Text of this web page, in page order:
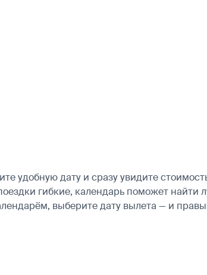
удобную дату и сразу увидите
гибкие, календарь поможет
выберите дату вылета — и